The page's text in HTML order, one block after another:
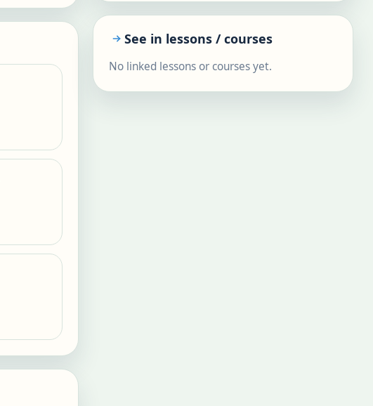
See in lessons / courses
No linked lessons or courses yet.